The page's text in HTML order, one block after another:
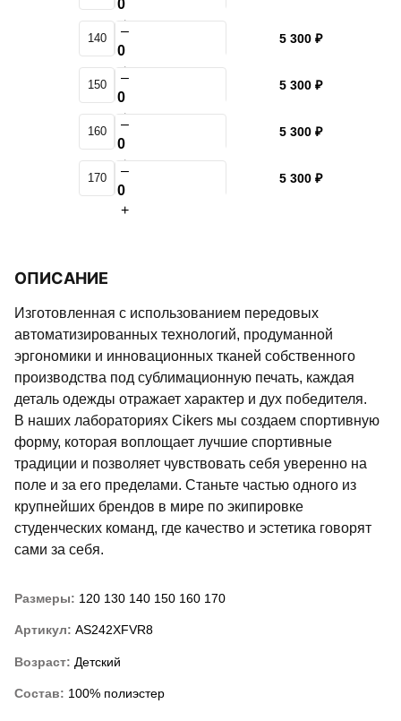
+
140 –
+
5 300 ₽
150 –
+
5 300 ₽
160 –
+
5 300 ₽
170 –
+
5 300 ₽
ОПИСАНИЕ
Изготовленная с использованием передовых
автоматизированных технологий, продуманной
эргономики и инновационных тканей собственного
производства под сублимационную печать, каждая
деталь одежды отражает характер и дух победителя.
В наших лабораториях Cikers мы создаем спортивную
форму, которая воплощает лучшие спортивные
традиции и позволяет чувствовать себя уверенно на
поле и за его пределами. Станьте частью одного из
крупнейших брендов в мире по экипировке
студенческих команд, где качество и эстетика говорят
сами за себя.
Размеры: 120 130 140 150 160 170
Артикул: AS242XFVR8
Возраст: Детский
Состав: 100% полиэстер